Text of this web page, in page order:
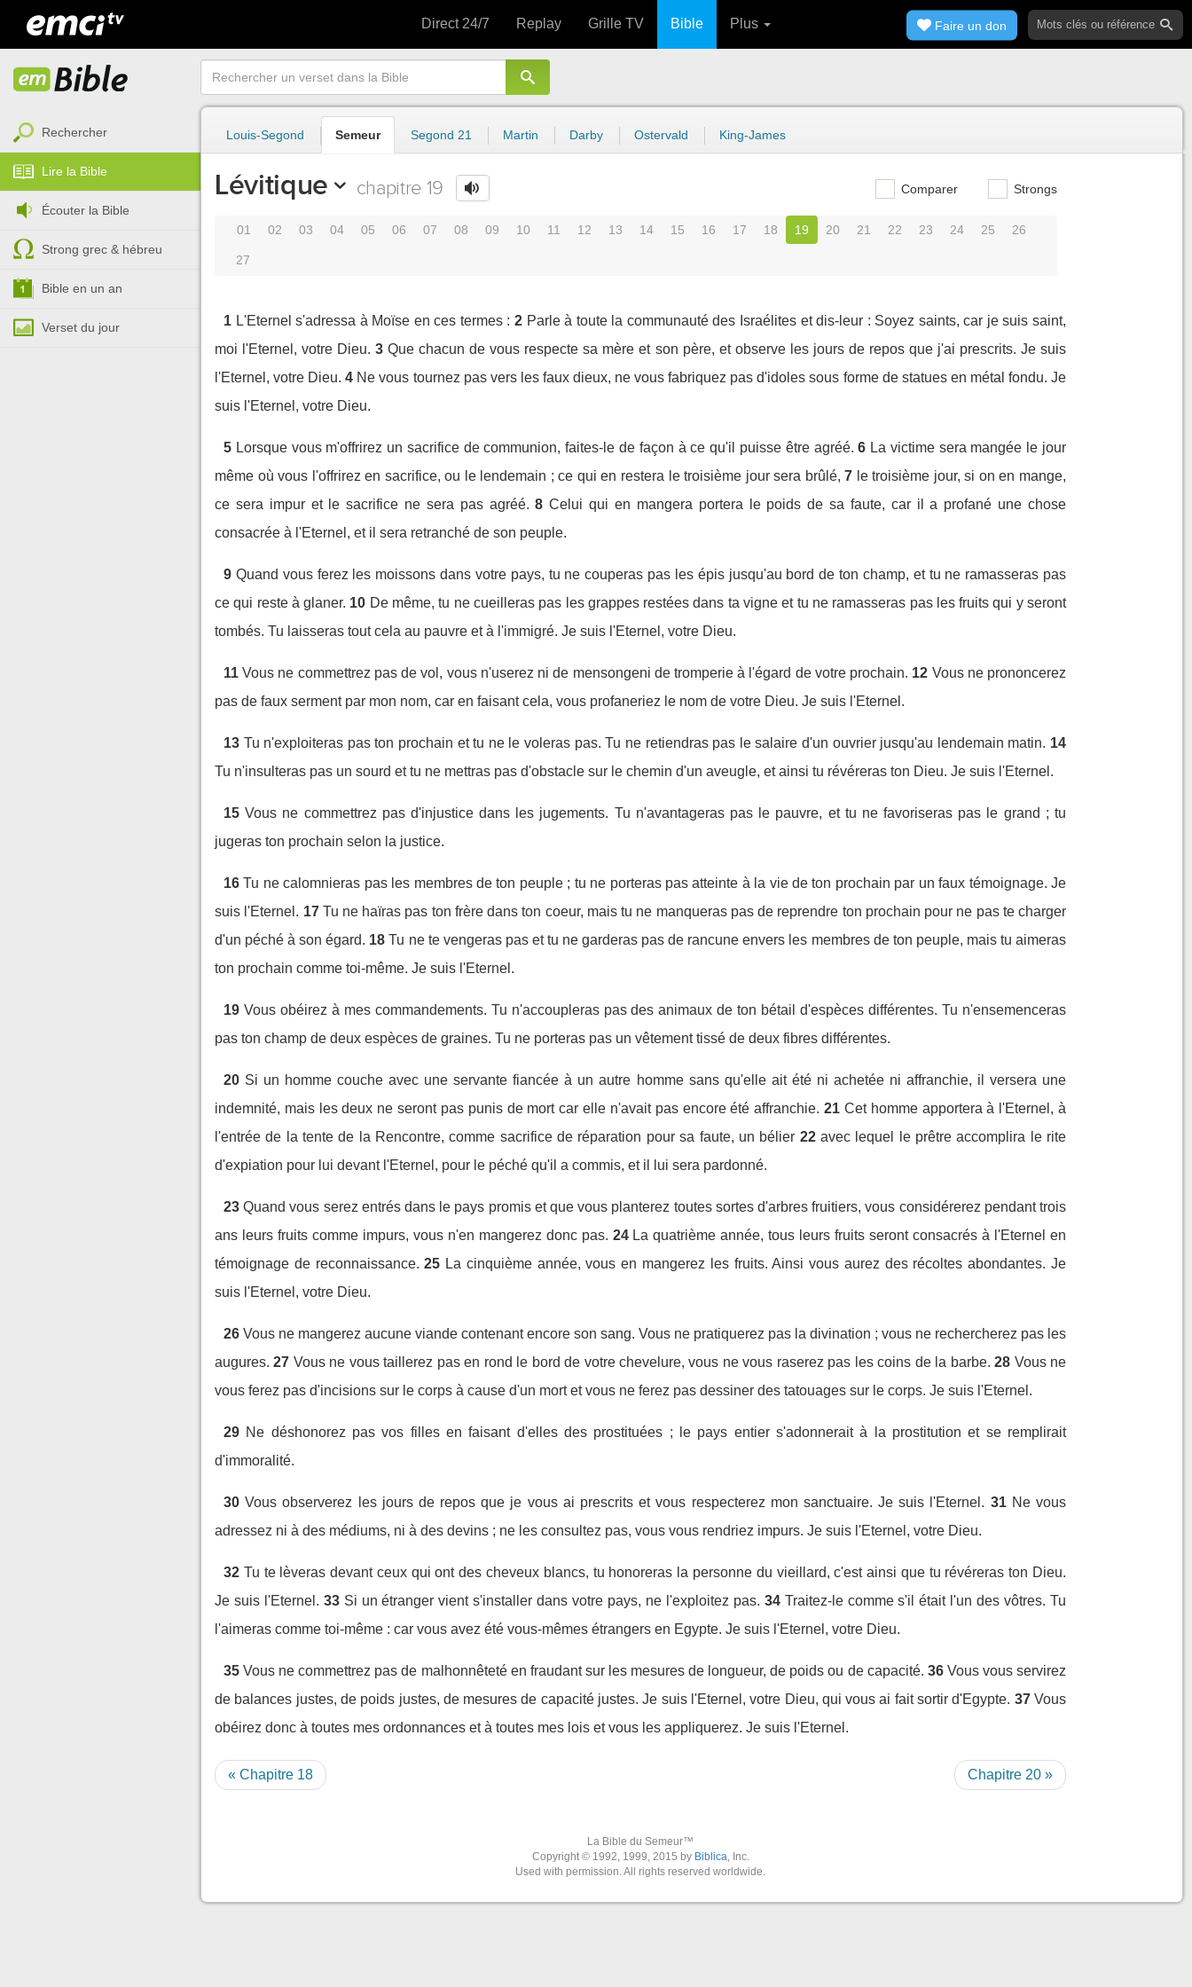
Direct 24/7 Replay Grille TV Bible Plus Faire un don
Rechercher
Lire la Bible
Écouter la Bible
Strong grec & hébreu
Bible en un an
Verset du jour
Louis-Segond Semeur Segond 21 Martin Darby Ostervald King-James
Lévitique chapitre 19 Comparer Strongs
01 02 03 04 05 06 07 08 09 10 11 12 13 14 15 16 17 18 19 20 21 22 23 24 25 26
27
1 L'Eternel s'adressa à Moïse en ces termes : 2 Parle à toute la communauté des Israélites et dis-leur : Soyez saints, car je suis saint,
moi l'Eternel, votre Dieu. 3 Que chacun de vous respecte sa mère et son père, et observe les jours de repos que j'ai prescrits. Je suis
l'Eternel, votre Dieu. 4 Ne vous tournez pas vers les faux dieux, ne vous fabriquez pas d'idoles sous forme de statues en métal fondu. Je
suis l'Eternel, votre Dieu.
5 Lorsque vous m'offrirez un sacrifice de communion, faites-le de façon à ce qu'il puisse être agréé. 6 La victime sera mangée le jour
même où vous l'offrirez en sacrifice, ou le lendemain ; ce qui en restera le troisième jour sera brûlé, 7 le troisième jour, si on en mange,
ce sera impur et le sacrifice ne sera pas agréé. 8 Celui qui en mangera portera le poids de sa faute, car il a profané une chose
consacrée à l'Eternel, et il sera retranché de son peuple.
9 Quand vous ferez les moissons dans votre pays, tu ne couperas pas les épis jusqu'au bord de ton champ, et tu ne ramasseras pas
ce qui reste à glaner. 10 De même, tu ne cueilleras pas les grappes restées dans ta vigne et tu ne ramasseras pas les fruits qui y seront
tombés. Tu laisseras tout cela au pauvre et à l'immigré. Je suis l'Eternel, votre Dieu.
11 Vous ne commettrez pas de vol, vous n'userez ni de mensongeni de tromperie à l'égard de votre prochain. 12 Vous ne prononcerez
pas de faux serment par mon nom, car en faisant cela, vous profaneriez le nom de votre Dieu. Je suis l'Eternel.
13 Tu n'exploiteras pas ton prochain et tu ne le voleras pas. Tu ne retiendras pas le salaire d'un ouvrier jusqu'au lendemain matin. 14
Tu n'insulteras pas un sourd et tu ne mettras pas d'obstacle sur le chemin d'un aveugle, et ainsi tu révéreras ton Dieu. Je suis l'Eternel.
15 Vous ne commettrez pas d'injustice dans les jugements. Tu n'avantageras pas le pauvre, et tu ne favoriseras pas le grand ; tu
jugeras ton prochain selon la justice.
16 Tu ne calomnieras pas les membres de ton peuple ; tu ne porteras pas atteinte à la vie de ton prochain par un faux témoignage. Je
suis l'Eternel. 17 Tu ne haïras pas ton frère dans ton coeur, mais tu ne manqueras pas de reprendre ton prochain pour ne pas te charger
d'un péché à son égard. 18 Tu ne te vengeras pas et tu ne garderas pas de rancune envers les membres de ton peuple, mais tu aimeras
ton prochain comme toi-même. Je suis l'Eternel.
19 Vous obéirez à mes commandements. Tu n'accoupleras pas des animaux de ton bétail d'espèces différentes. Tu n'ensemenceras
pas ton champ de deux espèces de graines. Tu ne porteras pas un vêtement tissé de deux fibres différentes.
20 Si un homme couche avec une servante fiancée à un autre homme sans qu'elle ait été ni achetée ni affranchie, il versera une
indemnité, mais les deux ne seront pas punis de mort car elle n'avait pas encore été affranchie. 21 Cet homme apportera à l'Eternel, à
l'entrée de la tente de la Rencontre, comme sacrifice de réparation pour sa faute, un bélier 22 avec lequel le prêtre accomplira le rite
d'expiation pour lui devant l'Eternel, pour le péché qu'il a commis, et il lui sera pardonné.
23 Quand vous serez entrés dans le pays promis et que vous planterez toutes sortes d'arbres fruitiers, vous considérerez pendant trois
ans leurs fruits comme impurs, vous n'en mangerez donc pas. 24 La quatrième année, tous leurs fruits seront consacrés à l'Eternel en
témoignage de reconnaissance. 25 La cinquième année, vous en mangerez les fruits. Ainsi vous aurez des récoltes abondantes. Je
suis l'Eternel, votre Dieu.
26 Vous ne mangerez aucune viande contenant encore son sang. Vous ne pratiquerez pas la divination ; vous ne rechercherez pas les
augures. 27 Vous ne vous taillerez pas en rond le bord de votre chevelure, vous ne vous raserez pas les coins de la barbe. 28 Vous ne
vous ferez pas d'incisions sur le corps à cause d'un mort et vous ne ferez pas dessiner des tatouages sur le corps. Je suis l'Eternel.
29 Ne déshonorez pas vos filles en faisant d'elles des prostituées ; le pays entier s'adonnerait à la prostitution et se remplirait
d'immoralité.
30 Vous observerez les jours de repos que je vous ai prescrits et vous respecterez mon sanctuaire. Je suis l'Eternel. 31 Ne vous
adressez ni à des médiums, ni à des devins ; ne les consultez pas, vous vous rendriez impurs. Je suis l'Eternel, votre Dieu.
32 Tu te lèveras devant ceux qui ont des cheveux blancs, tu honoreras la personne du vieillard, c'est ainsi que tu révéreras ton Dieu.
Je suis l'Eternel. 33 Si un étranger vient s'installer dans votre pays, ne l'exploitez pas. 34 Traitez-le comme s'il était l'un des vôtres. Tu
l'aimeras comme toi-même : car vous avez été vous-mêmes étrangers en Egypte. Je suis l'Eternel, votre Dieu.
35 Vous ne commettrez pas de malhonnêteté en fraudant sur les mesures de longueur, de poids ou de capacité. 36 Vous vous servirez
de balances justes, de poids justes, de mesures de capacité justes. Je suis l'Eternel, votre Dieu, qui vous ai fait sortir d'Egypte. 37 Vous
obéirez donc à toutes mes ordonnances et à toutes mes lois et vous les appliquerez. Je suis l'Eternel.
« Chapitre 18 Chapitre 20 »
La Bible du Semeur™
Copyright © 1992, 1999, 2015 by Biblica, Inc.
Used with permission. All rights reserved worldwide.